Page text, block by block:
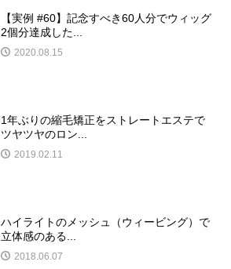
【実例 #60】記念すべき60人分でウィッグ
2個分達成した...
2020.08.15
1年ぶりの縮毛矯正をストレートエステで
ツヤツヤのロン...
2019.02.11
ハイライトのメッシュ（ウィービング）で
立体感のある...
2018.06.07